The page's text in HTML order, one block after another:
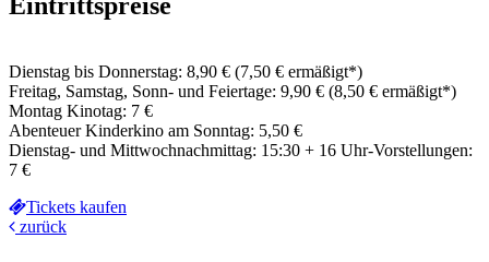
Dienstag bis Donnerstag: 8,90 € (7,50 € ermäßigt*)
Freitag, Samstag, Sonn- und Feiertage: 9,90 € (8,50 € ermäßigt*)
Montag Kinotag: 7 €
Abenteuer Kinderkino am Sonntag: 5,50 €
Dienstag- und Mittwochnachmittag: 15:30 + 16 Uhr-Vorstellungen:
7 €
Tickets kaufen
zurück